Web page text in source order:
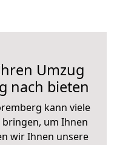
Umzug
nach bieten
kann viele
um Ihnen
wir Ihnen unsere